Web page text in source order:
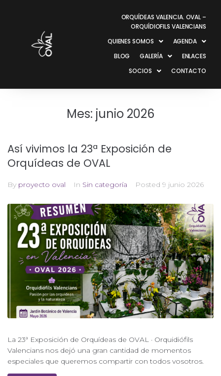
ORQUÍDEAS VALENCIA. OVAL –
ORQUÍDIOFILS VALENCIANS
QUIENES SOMOS
AGENDA
BLOG
GALERÍA
ENLACES
SOCIOS
CONTACTO
Mes: junio 2026
Así vivimos la 23ª Exposición de
Orquídeas de OVAL
By proyecto oval In Sin categoría Posted 9 junio 2026
La 23ª Exposición de Orquídeas de OVAL · Orquidiófils
Valencians nos dejó una gran cantidad de momentos
especiales que queremos compartir con todos vosotros.